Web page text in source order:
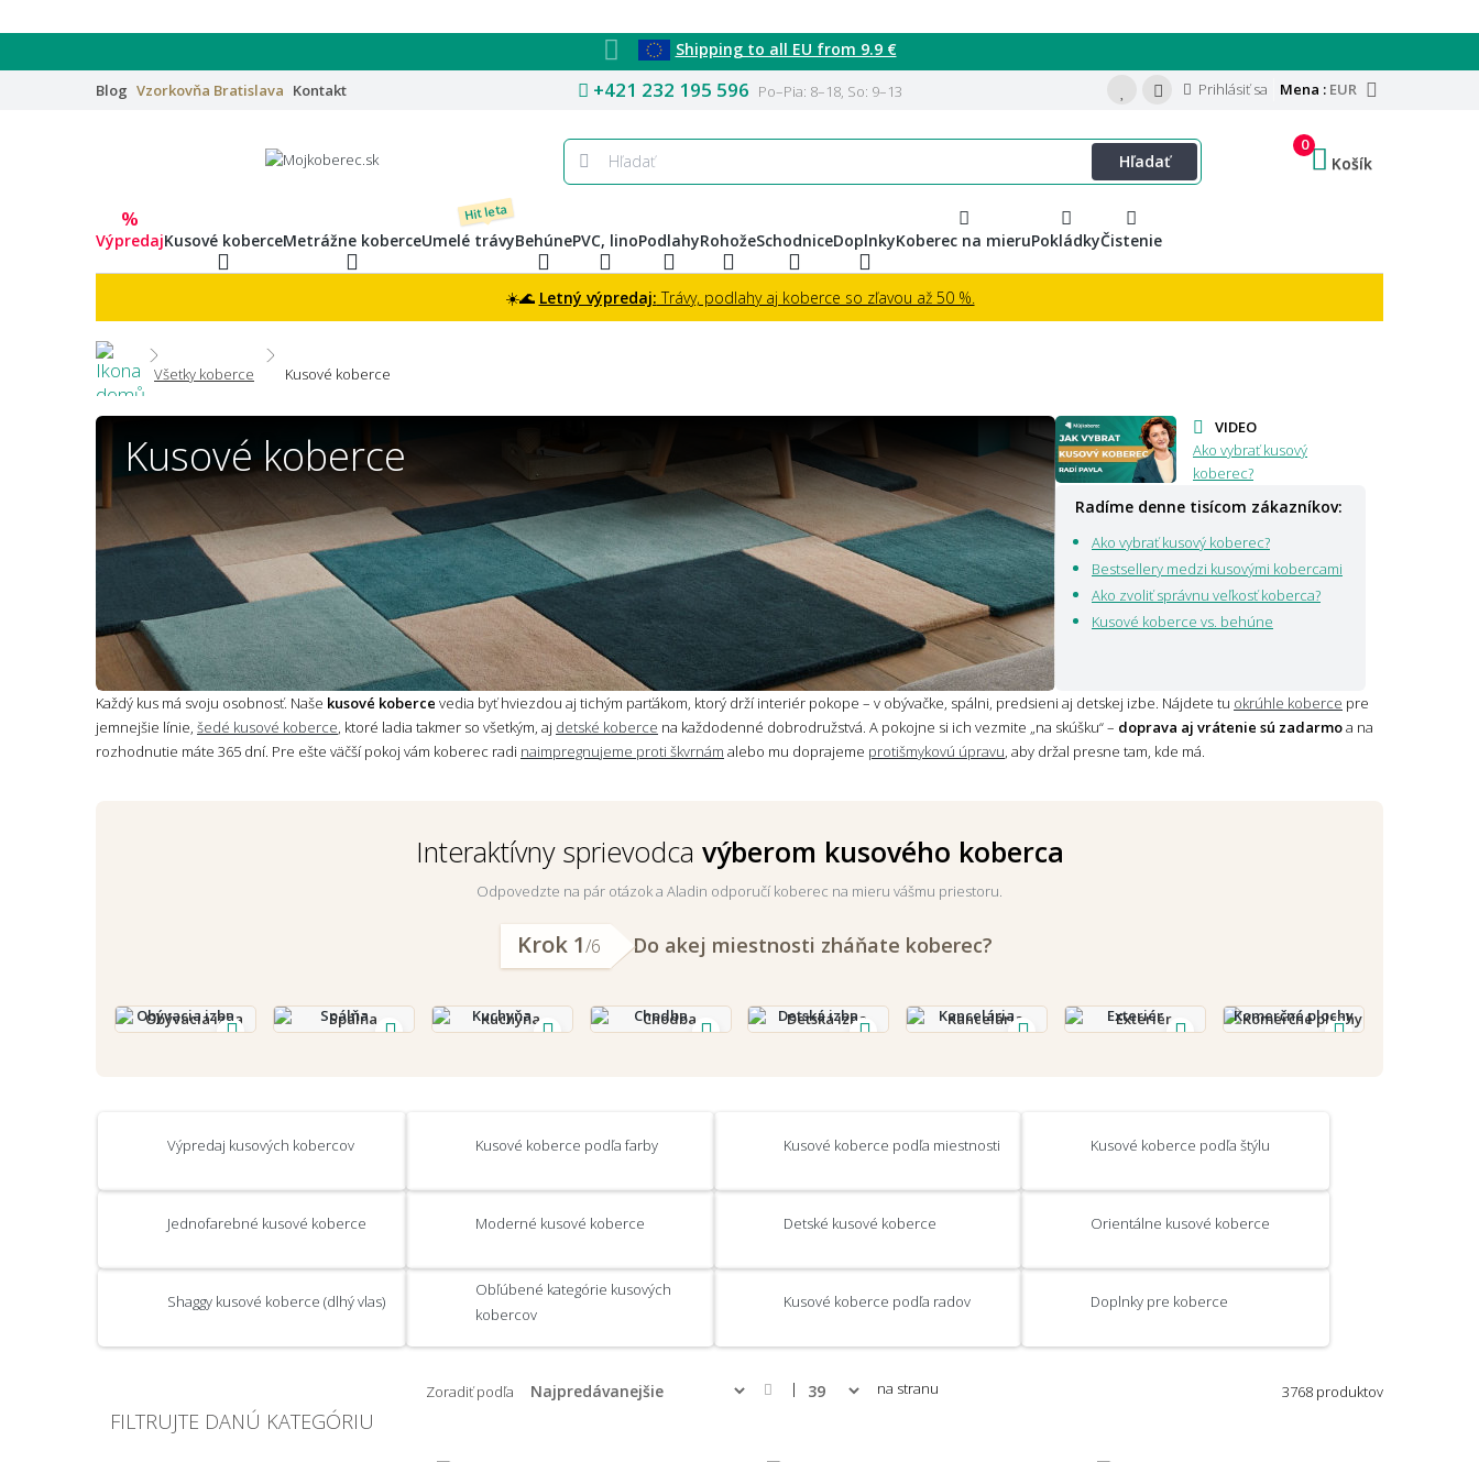
Shipping to all EU from 9.9 €
Blog Vzorkovňa Bratislava Kontakt +421 232 195 596 Po–Pia: 8–18, So: 9–13 Mena : EUR
Prihlásiť sa
Hľadať
0
Košík
%
VýpredajKusové koberceMetrážne koberce
Hit leta
Umelé trávyBehúnePVC, linoPodlahyRohožeSchodniceDoplnkyKoberec na mieruPokládkyČistenie
☀️🌊 Letný výpredaj: Trávy, podlahy aj koberce so zľavou až 50 %.
Všetky koberce Kusové koberce
Kusové koberce
Radíme denne tisícom zákazníkov:
Ako vybrať kusový koberec?
Bestsellery medzi kusovými kobercami
Ako zvoliť správnu veľkosť koberca?
Kusové koberce vs. behúne
VIDEO
Ako vybrať kusový
koberec?
Každý kus má svoju osobnosť. Naše kusové koberce vedia byť hviezdou aj tichým parťákom, ktorý drží interiér pokope – v obývačke, spálni, predsieni aj detskej izbe. Nájdete tu okrúhle koberce pre
jemnejšie línie, šedé kusové koberce , ktoré ladia takmer so všetkým, aj detské koberce na každodenné dobrodružstvá. A pokojne si ich vezmite „na skúšku“ – doprava aj vrátenie sú zadarmoa na
rozhodnutie máte 365 dní. Pre ešte väčší pokoj vám koberec radi naimpregnujeme proti škvrnám alebo mu doprajeme protišmykovú úpravu , aby držal presne tam, kde má.
Interaktívny sprievodca výberom kusového koberca
Odpovedzte na pár otázok a Aladin odporučí koberec na mieru vášmu priestoru.
Krok 1/6 Do akej miestnosti zháňate koberec?
Obývacia izba Spálňa Kuchyňa Chodba Detská izba Kancelária Exteriér Komerčné plochy
Výpredaj kusových kobercov Kusové koberce podľa farby Kusové koberce podľa miestnosti Kusové koberce podľa štýlu
Jednofarebné kusové koberce Moderné kusové koberce Detské kusové koberce Orientálne kusové koberce
Shaggy kusové koberce (dlhý vlas)
Obľúbené kategórie kusových
kobercov
Kusové koberce podľa radov Doplnky pre koberce
FILTRUJTE DANÚ KATEGÓRIU
Zoradiť podľa | na stranu 3768 produktov